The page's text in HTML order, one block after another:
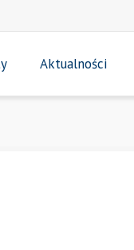
Aktualności